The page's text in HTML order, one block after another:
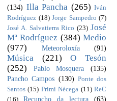
(134) Illa Pancha (265) Iván
Rodríguez (18) Jorge Sampedro (7)
José A. Salvatierra Rico (23) José
Mª Rodríguez (384) Medio
(977)
Meteoroloxía (91)
Música (221)
O Tesón
(252)
Pablo Mosquera
(135)
Pancho Campos (130) Ponte dos
Santos (15) Primi Nécega (11) ReC
(16)
Recuncho da lectura
(63)